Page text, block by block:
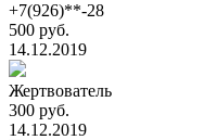
+7(926)**-28
500 руб.
14.12.2019
Жертвователь
300 руб.
14.12.2019